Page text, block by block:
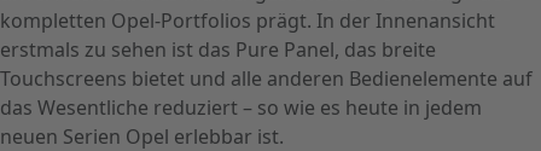
kompletten Opel-Portfolios prägt. In der Innenansicht
erstmals zu sehen ist das Pure Panel, das breite
Touchscreens bietet und alle anderen Bedienelemente auf
das Wesentliche reduziert – so wie es heute in jedem
neuen Serien Opel erlebbar ist.